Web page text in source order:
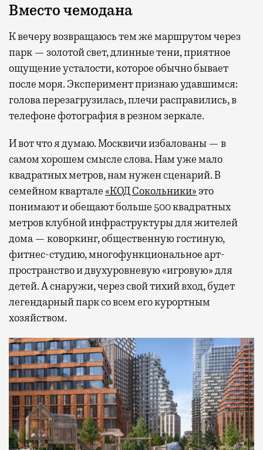
Вместо чемодана
К вечеру возвращаюсь тем же маршрутом через
парк — золотой свет, длинные тени, приятное
ощущение усталости, которое обычно бывает
после моря. Эксперимент признаю удавшимся:
голова перезагрузилась, плечи расправились, в
телефоне фотография в резном зеркале.
И вот что я думаю. Москвичи избалованы — в
самом хорошем смысле слова. Нам уже мало
квадратных метров, нам нужен сценарий. В
семейном квартале«КОД Сокольники»это
понимают и обещают больше 500 квадратных
метров клубной инфраструктуры для жителей
дома — коворкинг, общественную гостиную,
фитнес-студию, многофункциональное арт-
пространство и двухуровневую «игровую» для
детей. А снаружи, через свой тихий вход, будет
легендарный парк со всем его курортным
хозяйством.